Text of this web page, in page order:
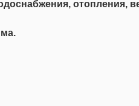
отопления,